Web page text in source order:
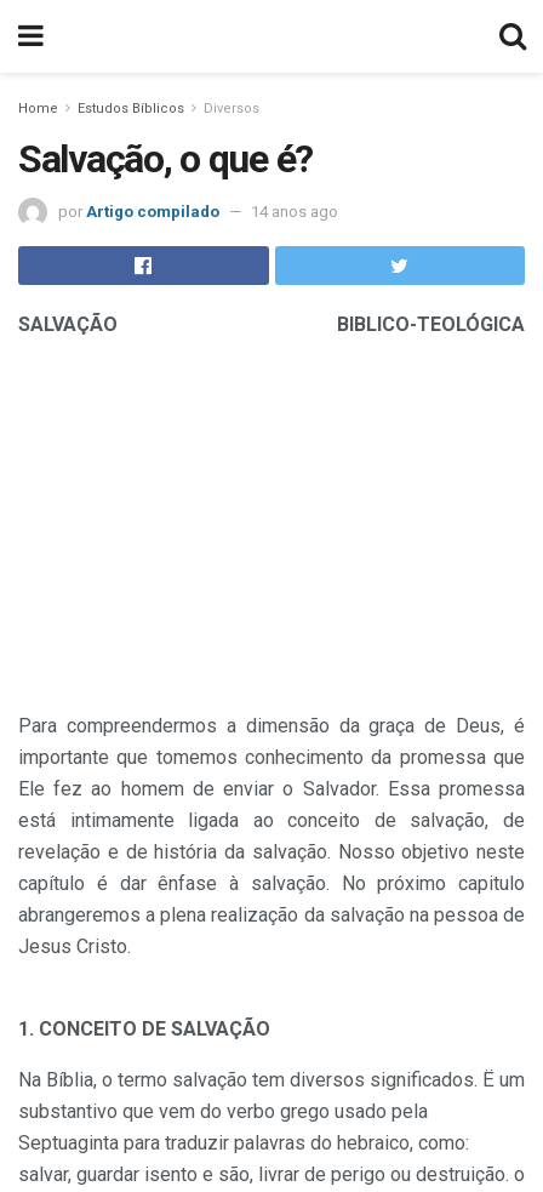
Home Estudos Bíblicos Diversos
Salvação, o que é?
por Artigo compilado 14 anos ago
SALVAÇÃO BIBLICO-TEOLÓGICA
Para compreendermos a dimensão da graça de Deus, é
importante que tomemos conhecimento da promessa que
Ele fez ao homem de en­viar o Salvador. Essa promessa
está intimamente ligada ao conceito de salvação, de
revelação e de história da salvação. Nosso objetivo neste
capítulo é dar ênfase à salvação. No próximo capitulo
abrangeremos a plena realização da salvação na pessoa de
Jesus Cristo.
1. CONCEITO DE SALVAÇÃO
Na Bíblia, o termo salvação tem diversos significados. Ë um
subs­tantivo que vem do verbo grego usado pela
Septuaginta para traduzir palavras do hebraico, como:
salvar, guardar isento e são, livrar de peri­go ou destruição. o